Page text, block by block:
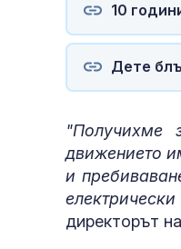
10
Дете
"Получихме
движението
и
директорът